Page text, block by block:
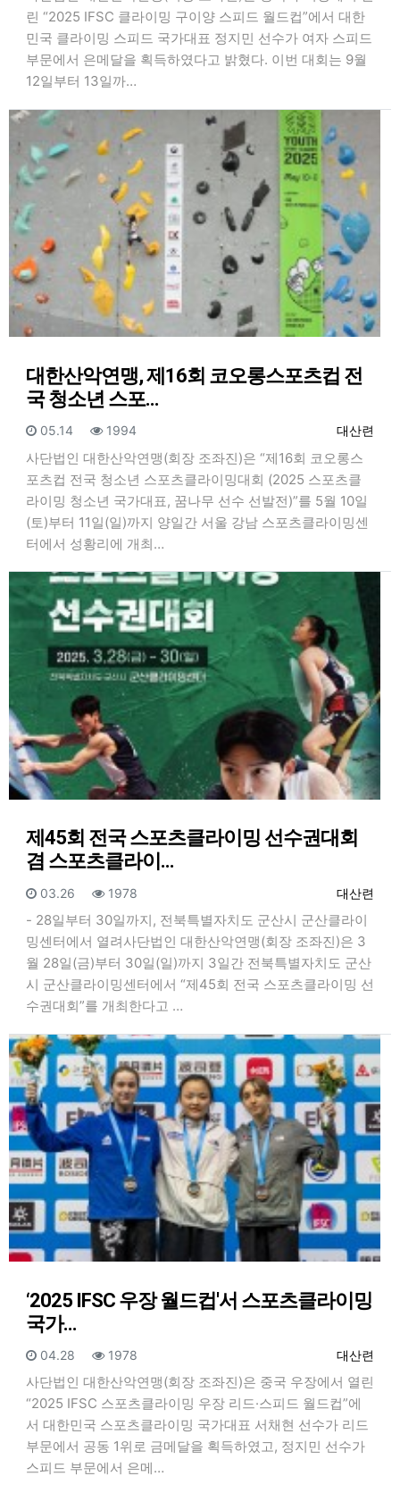
린 “2025 IFSC 클라이밍 구이양 스피드 월드컵”에서 대한
민국 클라이밍 스피드 국가대표 정지민 선수가 여자 스피드
부문에서 은메달을 획득하였다고 밝혔다. 이번 대회는 9월
12일부터 13일까…
대한산악연맹, 제16회 코오롱스포츠컵 전
국 청소년 스포…
등록자
대산련
등록일
05.14 조회
1994
사단법인 대한산악연맹(회장 조좌진)은 “제16회 코오롱스
포츠컵 전국 청소년 스포츠클라이밍대회 (2025 스포츠클
라이밍 청소년 국가대표, 꿈나무 선수 선발전)”를 5월 10일
(토)부터 11일(일)까지 양일간 서울 강남 스포츠클라이밍센
터에서 성황리에 개최…
제45회 전국 스포츠클라이밍 선수권대회
겸 스포츠클라이…
등록자
대산련
등록일
03.26 조회
1978
- 28일부터 30일까지, 전북특별자치도 군산시 군산클라이
밍센터에서 열려사단법인 대한산악연맹(회장 조좌진)은 3
월 28일(금)부터 30일(일)까지 3일간 전북특별자치도 군산
시 군산클라이밍센터에서 “제45회 전국 스포츠클라이밍 선
수권대회”를 개최한다고 …
‘2025 IFSC 우장 월드컵'서 스포츠클라이밍
국가…
등록자
대산련
등록일
04.28 조회
1978
사단법인 대한산악연맹(회장 조좌진)은 중국 우장에서 열린
“2025 IFSC 스포츠클라이밍 우장 리드·스피드 월드컵”에
서 대한민국 스포츠클라이밍 국가대표 서채현 선수가 리드
부문에서 공동 1위로 금메달을 획득하였고, 정지민 선수가
스피드 부문에서 은메…